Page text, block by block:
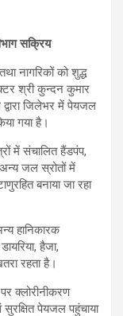
सक्रिय
नागरिकों को शुद्ध
श्री कुन्दन कुमार
द्वारा जिलेभर में पेयजल
गया है।
में संचालित हैंडपंप,
जल स्रोतों में
बनाया जा रहा
हानिकारक
हैजा,
रहता है।
क्लोरीनीकरण
पेयजल पहुंचाया